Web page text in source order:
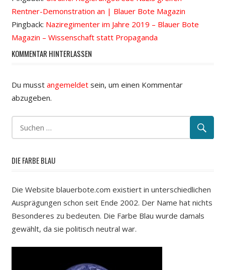
Rentner-Demonstration an | Blauer Bote Magazin
Pingback: Naziregimenter im Jahre 2019 – Blauer Bote
Magazin – Wissenschaft statt Propaganda
KOMMENTAR HINTERLASSEN
Du musst angemeldetsein, um einen Kommentar
abzugeben.
DIE FARBE BLAU
Die Website blauerbote.com existiert in unterschiedlichen
Ausprägungen schon seit Ende 2002. Der Name hat nichts
Besonderes zu bedeuten. Die Farbe Blau wurde damals
gewählt, da sie politisch neutral war.